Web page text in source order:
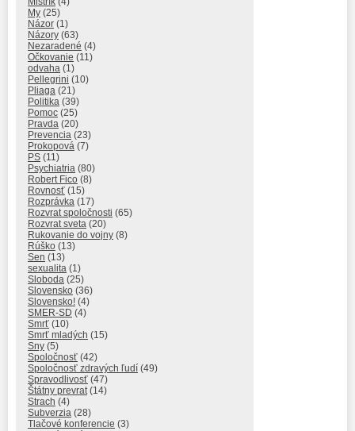
My (25)
Názor (1)
Názory (63)
Nezaradené (4)
Očkovanie (11)
odvaha (1)
Pellegrini (10)
Pliaga (21)
Politika (39)
Pomoc (25)
Pravda (20)
Prevencia (23)
Prokopová (7)
PS (11)
Psychiatria (80)
Robert Fico (8)
Rovnosť (15)
Rozprávka (17)
Rozvrat spoločnosti (65)
Rozvrat sveta (20)
Rukovanie do vojny (8)
Rúško (13)
Sen (13)
sexualita (1)
Sloboda (25)
Slovensko (36)
Slovensko! (4)
SMER-SD (4)
Smrť (10)
Smrť mladých (15)
Sny (5)
Spoločnosť (42)
Spoločnosť zdravých ľudí (49)
Spravodlivosť (47)
Štátny prevrat(14)
Strach (4)
Subverzia (28)
Tlačové konferencie (3)